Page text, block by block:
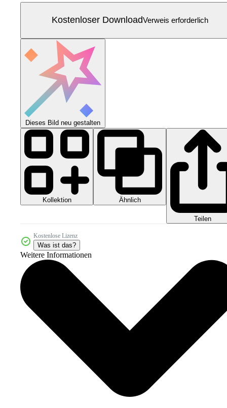
Kostenloser DownloadVerweis erforderlich
Dieses Bild neu gestalten
Kollektion Ähnlich
Teilen
Kostenlose Lizenz
Was ist das?
Weitere Informationen